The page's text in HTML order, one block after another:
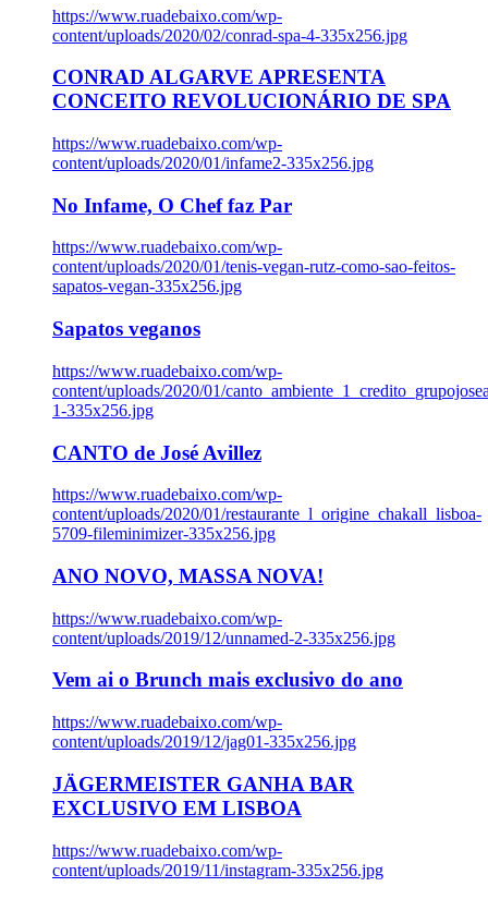
https://www.ruadebaixo.com/wp-
content/uploads/2020/02/conrad-spa-4-335x256.jpg
CONRAD ALGARVE APRESENTA
CONCEITO REVOLUCIONÁRIO DE SPA
https://www.ruadebaixo.com/wp-
content/uploads/2020/01/infame2-335x256.jpg
No Infame, O Chef faz Par
https://www.ruadebaixo.com/wp-
content/uploads/2020/01/tenis-vegan-rutz-como-sao-feitos-
sapatos-vegan-335x256.jpg
Sapatos veganos
https://www.ruadebaixo.com/wp-
content/uploads/2020/01/
1-335x256.jpg
CANTO de José Avillez
https://www.ruadebaixo.com/wp-
content/uploads/2020/01/restaurante_l_origine_chakall_lisboa-
5709-fileminimizer-335x256.jpg
ANO NOVO, MASSA NOVA!
https://www.ruadebaixo.com/wp-
content/uploads/2019/12/unnamed-2-335x256.jpg
Vem ai o Brunch mais exclusivo do ano
https://www.ruadebaixo.com/wp-
content/uploads/2019/12/jag01-335x256.jpg
JÄGERMEISTER GANHA BAR
EXCLUSIVO EM LISBOA
https://www.ruadebaixo.com/wp-
content/uploads/2019/11/instagram-335x256.jpg